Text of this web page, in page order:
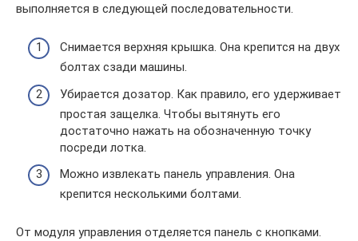
выполняется в следующей последовательности.
Снимается верхняя крышка. Она крепится на двух
болтах сзади машины.
Убирается дозатор. Как правило, его удерживает
простая защелка. Чтобы вытянуть его
достаточно нажать на обозначенную точку
посреди лотка.
Можно извлекать панель управления. Она
крепится несколькими болтами.
От модуля управления отделяется панель с кнопками.